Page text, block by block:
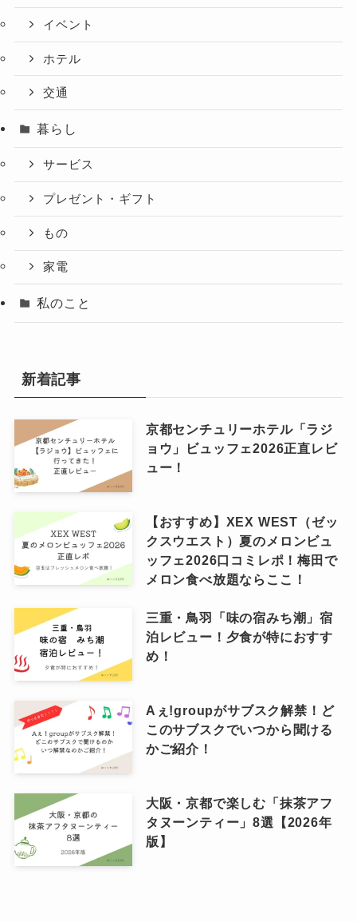
イベント
ホテル
交通
暮らし
サービス
プレゼント・ギフト
もの
家電
私のこと
新着記事
京都センチュリーホテル「ラジ
ョウ」ビュッフェ2026正直レビ
ュー！
【おすすめ】XEX WEST（ゼッ
クスウエスト）夏のメロンビュ
ッフェ2026口コミレポ！梅田で
メロン食べ放題ならここ！
三重・鳥羽「味の宿みち潮」宿
泊レビュー！夕食が特におすす
め！
Aぇ!groupがサブスク解禁！ど
このサブスクでいつから聞ける
かご紹介！
大阪・京都で楽しむ「抹茶アフ
タヌーンティー」8選【2026年
版】